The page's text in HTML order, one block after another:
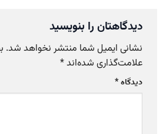
دیدگاهتان را بنویسید
نشانی ایمیل شما منتشر نخواهد شد.
علامت‌گذاری شده‌اند*
دیدگاه*